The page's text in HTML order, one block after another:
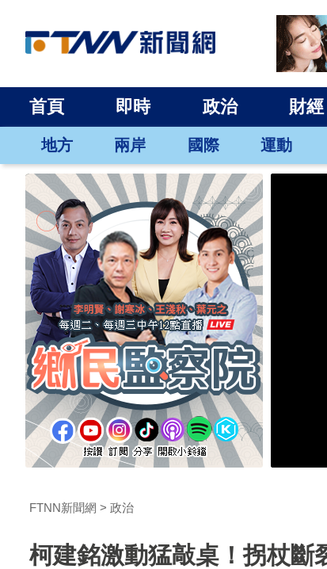
首頁 即時 政治 財經
地方 兩岸 國際 運動
FTNN新聞網 政治
柯建銘激動猛敲桌！拐杖